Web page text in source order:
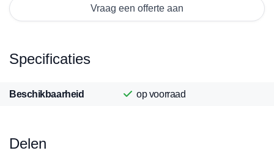
Vraag een offerte aan
Specificaties
Beschikbaarheid op voorraad
Delen